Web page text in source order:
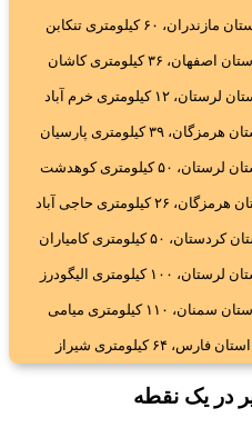
مازندران، ۶۰ کیلومتری تنکابن
اصفهان، ۳۶ کیلومتری کاشان
لرستان، ۱۲ کیلومتری خرم آباد
هرمزگان، ۳۹ کیلومتری پارسیان
لرستان، ۵۰ کیلومتری کوهدشت
۲۶ کیلومتری حاجی آباد
کردستان، ۵۰ کیلومتری کامیاران
لرستان، ۱۰۰ کیلومتری الیگودرز
سمنان، ۱۱۰ کیلومتری میامی
استان فارس، ۶۴ کیلومتری شیراز
در یک نقطه